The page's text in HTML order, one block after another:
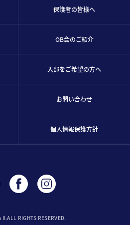
保護者の皆様へ
OB会のご紹介
入部をご希望の方へ
お問い合わせ
個人情報保護方針
RIGHTS RESERVED.